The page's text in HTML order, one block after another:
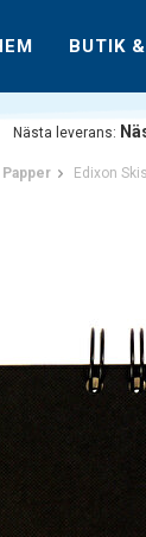
BUTIK
Nästa leverans:
Edixon